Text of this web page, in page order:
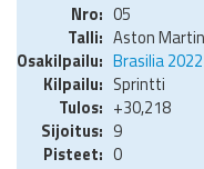
05
Aston
Brasilia 2022
Sprintti
+30,218
9
0